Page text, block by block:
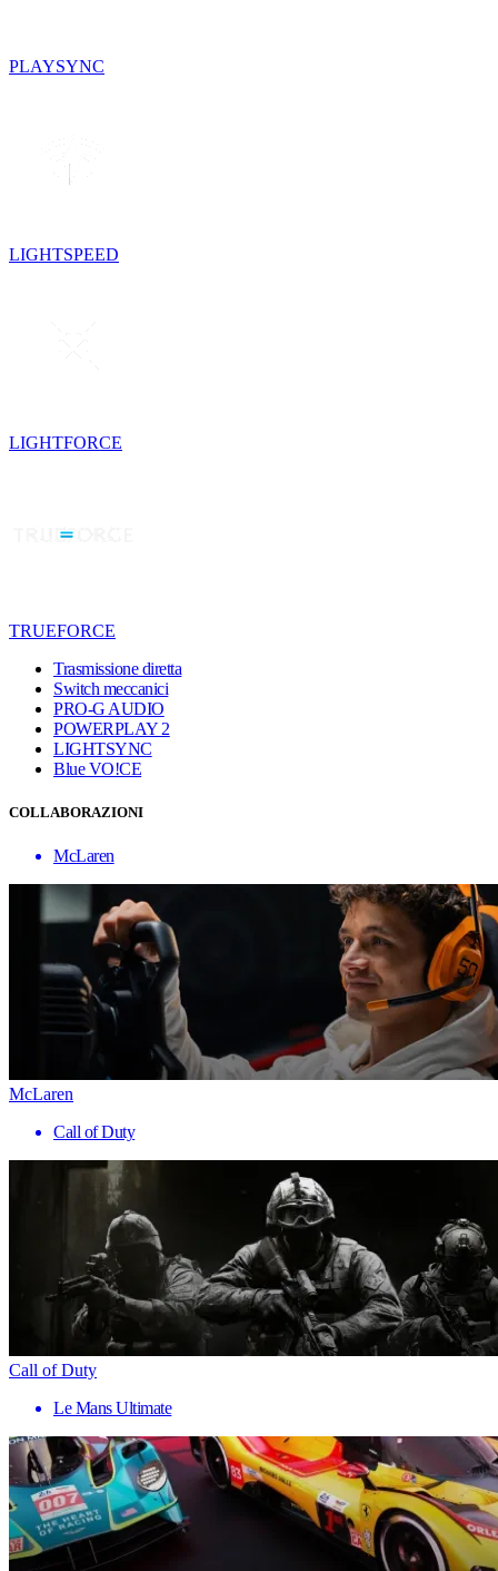
PLAYSYNC
LIGHTSPEED
LIGHTFORCE
TRUEFORCE
Trasmissione diretta
Switch meccanici
PRO-G AUDIO
POWERPLAY 2
LIGHTSYNC
Blue VO!CE
COLLABORAZIONI
McLaren
McLaren
Call of Duty
Call of Duty
Le Mans Ultimate